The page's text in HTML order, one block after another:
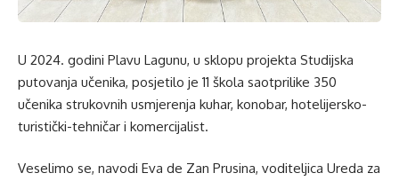
U 2024. godini Plavu Lagunu, u sklopu projekta Studijska
putovanja učenika, posjetilo je 11 škola saotprilike 350
učenika strukovnih usmjerenja kuhar, konobar, hotelijersko-
turistički-tehničar i komercijalist.
Veselimo se, navodi Eva de Zan Prusina, voditeljica Ureda za